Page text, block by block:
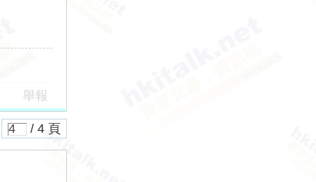
舉報
/ 4 頁